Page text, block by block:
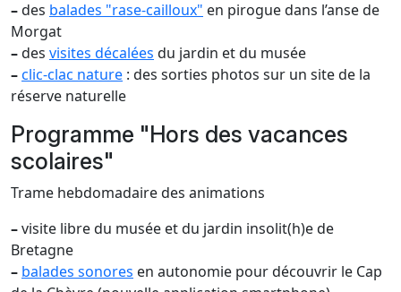
–des balades "rase-cailloux" en pirogue dans l’anse de
Morgat
–des visites décalées du jardin et du musée
–clic-clac nature : des sorties photos sur un site de la
réserve naturelle
Programme "Hors des vacances
scolaires"
Trame hebdomadaire des animations
–visite libre du musée et du jardin insolit(h)e de
Bretagne
– balades sonores en autonomie pour découvrir le Cap